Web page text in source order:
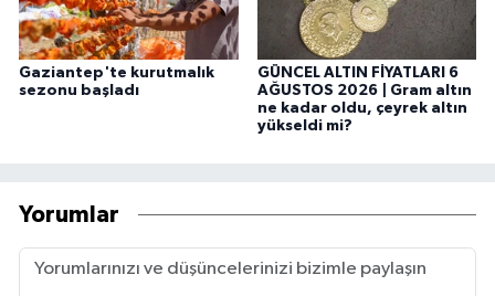
Gaziantep'te kurutmalık
sezonu başladı
GÜNCEL ALTIN FİYATLARI 6
AĞUSTOS 2026 | Gram altın
ne kadar oldu, çeyrek altın
yükseldi mi?
Yorumlar